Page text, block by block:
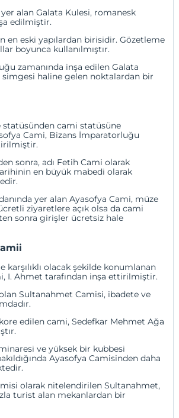
alan Galata Kulesi, romanesk
edilmiştir.
en eski yapılardan birisidir. Gözetleme
boyunca kullanılmıştır.
zamanında inşa edilen Galata
simgesi haline gelen noktalardan bir
statüsünden cami statüsüne
Cami, Bizans İmparatorluğu
sonra, adı Fetih Cami olarak
en büyük mabedi olarak
yer alan Ayasofya Cami, müze
ziyaretlere açık olsa da cami
sonra girişler ücretsiz hale
karşılıklı olacak şekilde konumlanan
I. Ahmet tarafından inşa ettirilmiştir.
Sultanahmet Camisi, ibadete ve
edilen cami, Sedefkar Mehmet Ağa
ve yüksek bir kubbesi
Ayasofya Camisinden daha
olarak nitelendirilen Sultanahmet,
turist alan mekanlardan bir